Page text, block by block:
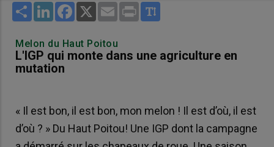
Share LinkedInFacebook
X Email Print
Melon du Haut Poitou
L'IGP qui monte dans une agriculture en
mutation
« Il est bon, il est bon, mon melon ! Il est d’où, il est
d’où ? » Du Haut Poitou! Une IGP dont la campagne